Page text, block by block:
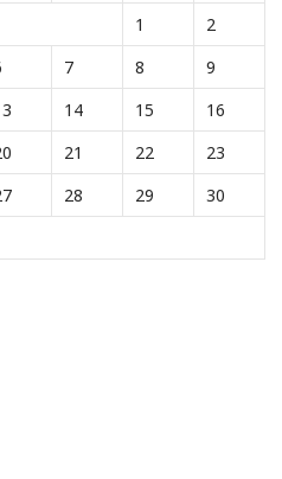
1
2
7 8
9
14 15
16
21 22
23
28 29
30